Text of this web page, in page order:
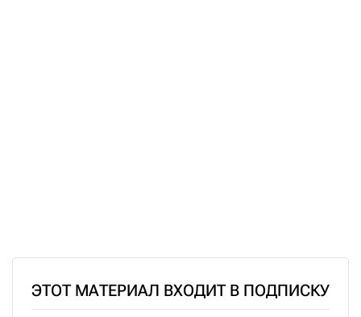
ЭТОТ МАТЕРИАЛ ВХОДИТ В ПОДПИСКУ